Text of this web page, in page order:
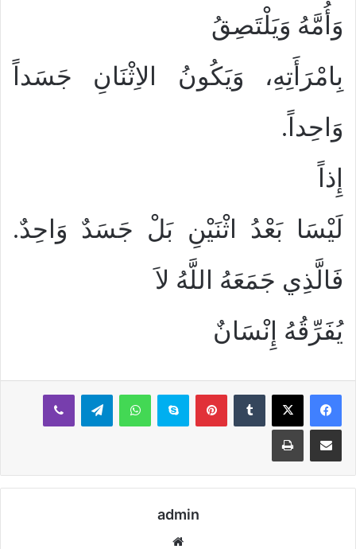
وَأُمَّهُ وَيَلْتَصِقُ
بِامْرَأَتِهِ، وَيَكُونُ الاِثْنَانِ جَسَداً
وَاحِداً.
إِذاً
لَيْسَا بَعْدُ اثْنَيْنِ بَلْ جَسَدٌ وَاحِدٌ.
فَالَّذِي جَمَعَهُ اللَّهُ لاَ
يُفَرِّقُهُ إِنْسَانٌ
بينتيريستسكايب واتساب تيلقرام ڤايبر
مشاركة عبر البريد طباعة
admin